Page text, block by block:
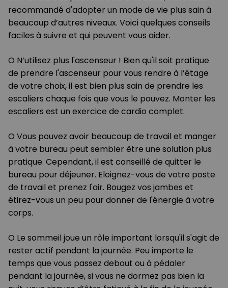
recommandé d'adopter un mode de vie plus sain à
beaucoup d’autres niveaux. Voici quelques conseils
faciles à suivre et qui peuvent vous aider.
O N’utilisez plus l'ascenseur ! Bien qu'il soit pratique
de prendre l'ascenseur pour vous rendre à l’étage
de votre choix, il est bien plus sain de prendre les
escaliers chaque fois que vous le pouvez. Monter les
escaliers est un exercice de cardio complet.
O Vous pouvez avoir beaucoup de travail et manger
à votre bureau peut sembler être une solution plus
pratique. Cependant, il est conseillé de quitter le
bureau pour déjeuner. Eloignez-vous de votre poste
de travail et prenez l'air. Bougez vos jambes et
étirez-vous un peu pour donner de l'énergie à votre
corps.
O Le sommeil joue un rôle important lorsqu'il s'agit de
rester actif pendant la journée. Peu importe le
temps que vous passez debout ou à pédaler
pendant la journée, si vous ne dormez pas bien la